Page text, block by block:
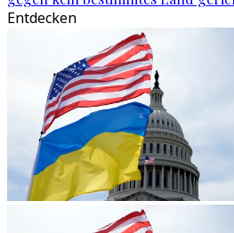
Entdecken